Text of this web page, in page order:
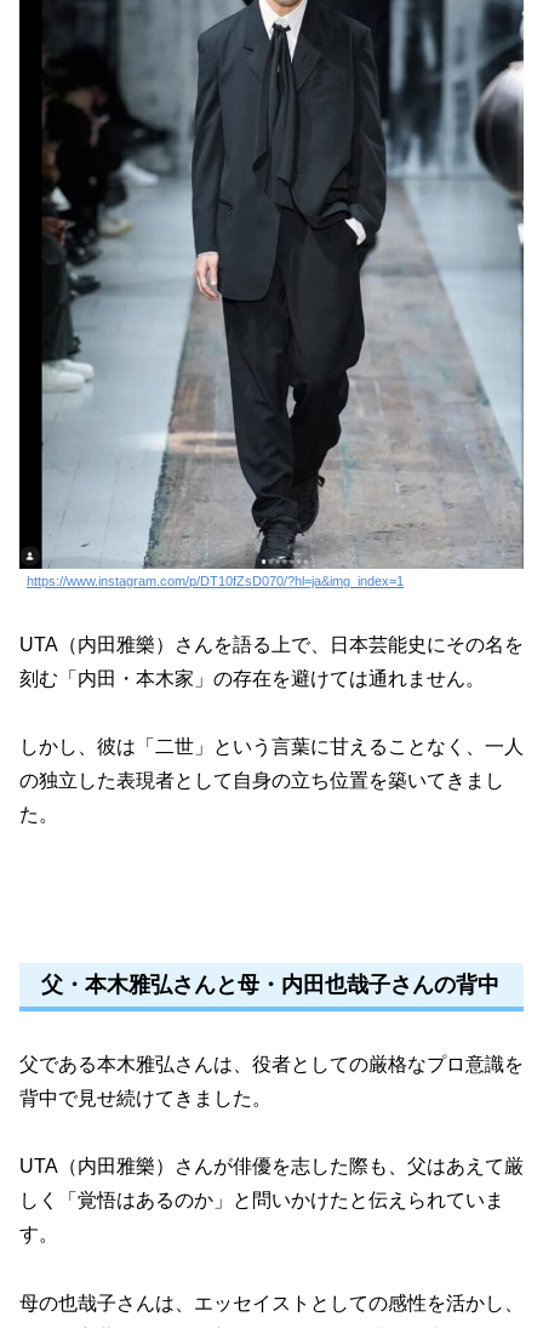
https://www.instagram.com/p/DT10fZsD070/?hl=ja&img_index=1
UTA（内田雅樂）さんを語る上で、日本芸能史にその名を
刻む「内田・本木家」の存在を避けては通れません。
しかし、彼は「二世」という言葉に甘えることなく、一人
の独立した表現者として自身の立ち位置を築いてきまし
た。
父・本木雅弘さんと母・内田也哉子さんの背中
父である本木雅弘さんは、役者としての厳格なプロ意識を
背中で見せ続けてきました。
UTA（内田雅樂）さんが俳優を志した際も、父はあえて厳
しく「覚悟はあるのか」と問いかけたと伝えられていま
す。
母の也哉子さんは、エッセイストとしての感性を活かし、